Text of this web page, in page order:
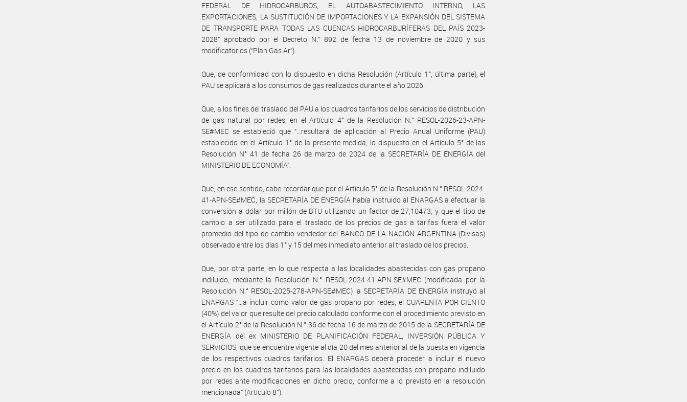
FEDERAL DE HIDROCARBUROS, EL AUTOABASTECIMIENTO INTERNO, LAS
EXPORTACIONES, LA SUSTITUCIÓN DE IMPORTACIONES Y LA EXPANSIÓN DEL SISTEMA
DE TRANSPORTE PARA TODAS LAS CUENCAS HIDROCARBURÍFERAS DEL PAÍS 2023-
2028” aprobado por el Decreto N.° 892 de fecha 13 de noviembre de 2020 y sus
modificatorios (“Plan Gas.Ar”).
Que, de conformidad con lo dispuesto en dicha Resolución (Artículo 1°, última parte), el
PAU se aplicará a los consumos de gas realizados durante el año 2026.
Que, a los fines del traslado del PAU a los cuadros tarifarios de los servicios de distribución
de gas natural por redes, en el Artículo 4° de la Resolución N.° RESOL-2026-23-APN-
SE#MEC se estableció que “…resultará de aplicación al Precio Anual Uniforme (PAU)
establecido en el Artículo 1° de la presente medida, lo dispuesto en el Artículo 5° de las
Resolución N° 41 de fecha 26 de marzo de 2024 de la SECRETARÍA DE ENERGÍA del
MINISTERIO DE ECONOMÍA”.
Que, en ese sentido, cabe recordar que por el Artículo 5° de la Resolución N.° RESOL-2024-
41-APN-SE#MEC, la SECRETARÍA DE ENERGÍA había instruido al ENARGAS a efectuar la
conversión a dólar por millón de BTU utilizando un factor de 27,10473; y que el tipo de
cambio a ser utilizado para el traslado de los precios de gas a tarifas fuera el valor
promedio del tipo de cambio vendedor del BANCO DE LA NACIÓN ARGENTINA (Divisas)
observado entre los días 1° y 15 del mes inmediato anterior al traslado de los precios.
Que, por otra parte, en lo que respecta a las localidades abastecidas con gas propano
indiluido, mediante la Resolución N.° RESOL-2024-41-APN-SE#MEC (modificada por la
Resolución N.° RESOL-2025-278-APN-SE#MEC) la SECRETARÍA DE ENERGÍA instruyó al
ENARGAS “…a incluir como valor de gas propano por redes, el CUARENTA POR CIENTO
(40%) del valor que resulte del precio calculado conforme con el procedimiento previsto en
el Artículo 2° de la Resolución N.° 36 de fecha 16 de marzo de 2015 de la SECRETARÍA DE
ENERGÍA del ex MINISTERIO DE PLANIFICACIÓN FEDERAL, INVERSIÓN PÚBLICA Y
SERVICIOS, que se encuentre vigente al día 20 del mes anterior al de la puesta en vigencia
de los respectivos cuadros tarifarios. El ENARGAS deberá proceder a incluir el nuevo
precio en los cuadros tarifarios para las localidades abastecidas con propano indiluido
por redes ante modificaciones en dicho precio, conforme a lo previsto en la resolución
mencionada” (Artículo 8°).